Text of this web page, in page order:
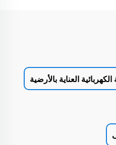
العناية بالأرضية